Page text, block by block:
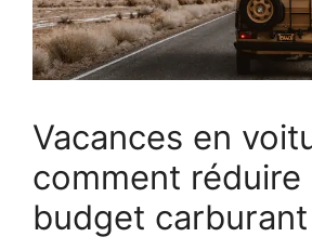
Vacances en
comment réduire
budget carburant